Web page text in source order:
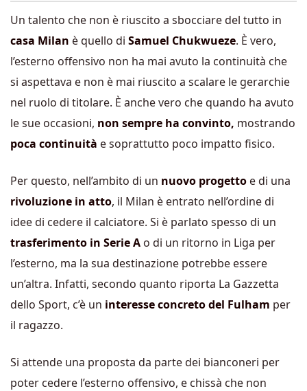
Un talento che non è riuscito a sbocciare del tutto in
casa Milan è quello di Samuel Chukwueze. È vero,
l’esterno offensivo non ha mai avuto la continuità che
si aspettava e non è mai riuscito a scalare le gerarchie
nel ruolo di titolare. È anche vero che quando ha avuto
le sue occasioni, non sempre ha convinto, mostrando
poca continuità e soprattutto poco impatto fisico.
Per questo, nell’ambito di un nuovo progetto e di una
rivoluzione in atto, il Milan è entrato nell’ordine di
idee di cedere il calciatore. Si è parlato spesso di un
trasferimento in Serie A o di un ritorno in Liga per
l’esterno, ma la sua destinazione potrebbe essere
un’altra. Infatti, secondo quanto riporta La Gazzetta
dello Sport, c’è un interesse concreto del Fulham per
il ragazzo.
Si attende una proposta da parte dei bianconeri per
poter cedere l’esterno offensivo, e chissà che non